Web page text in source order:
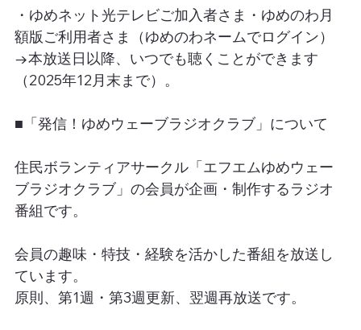
・ゆめネット光テレビご加入者さま・ゆめのわ月
額版ご利用者さま（ゆめのわネームでログイン）
→本放送日以降、いつでも聴くことができます
（2025年12月末まで）。
■「発信！ゆめウェーブラジオクラブ」について
住民ボランティアサークル「エフエムゆめウェー
ブラジオクラブ」の会員が企画・制作するラジオ
番組です。
会員の趣味・特技・経験を活かした番組を放送し
ています。
原則、第1週・第3週更新、翌週再放送です。